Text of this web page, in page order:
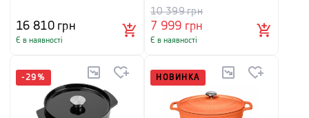
16 810грн
Є в наявності
7 999 грн
10 399грн
Є в наявності
-29 % НОВИНКА